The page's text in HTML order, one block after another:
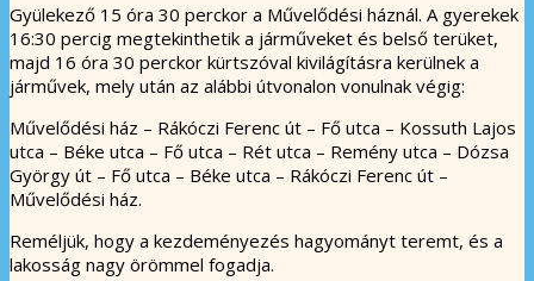
Gyülekező 15 óra 30 perckor a Művelődési háznál. A gyerekek
16:30 percig megtekinthetik a járműveket és belső terüket,
majd 16 óra 30 perckor kürtszóval kivilágításra kerülnek a
járművek, mely után az alábbi útvonalon vonulnak végig:
Művelődési ház – Rákóczi Ferenc út – Fő utca – Kossuth Lajos
utca – Béke utca – Fő utca – Rét utca – Remény utca – Dózsa
György út – Fő utca – Béke utca – Rákóczi Ferenc út –
Művelődési ház.
Reméljük, hogy a kezdeményezés hagyományt teremt, és a
lakosság nagy örömmel fogadja.